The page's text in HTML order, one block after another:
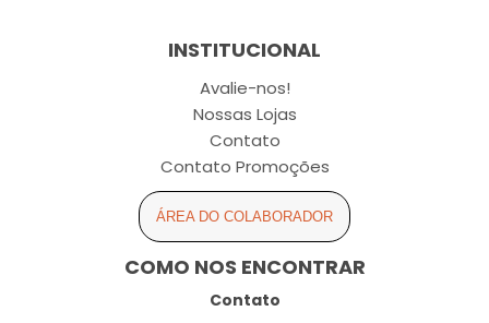
INSTITUCIONAL
Avalie-nos!
Nossas Lojas
Contato
Contato Promoções
ÁREA DO COLABORADOR
COMO NOS ENCONTRAR
Contato